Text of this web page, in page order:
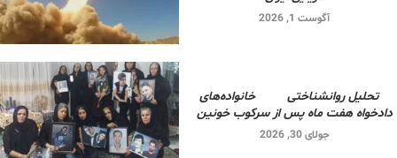
آگوست 1, 2026
تحلیل روانشناختی خانواده‌های
دادخواه هفت ماه پس از سرکوب خونین
جولای 30, 2026